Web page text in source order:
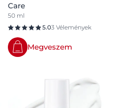
szemmel láthatóan és
által bejegyzett védjegy
Care
50 ml
5.03 Vélemények
Megveszem